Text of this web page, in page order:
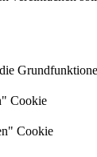
Cookie
Cookie